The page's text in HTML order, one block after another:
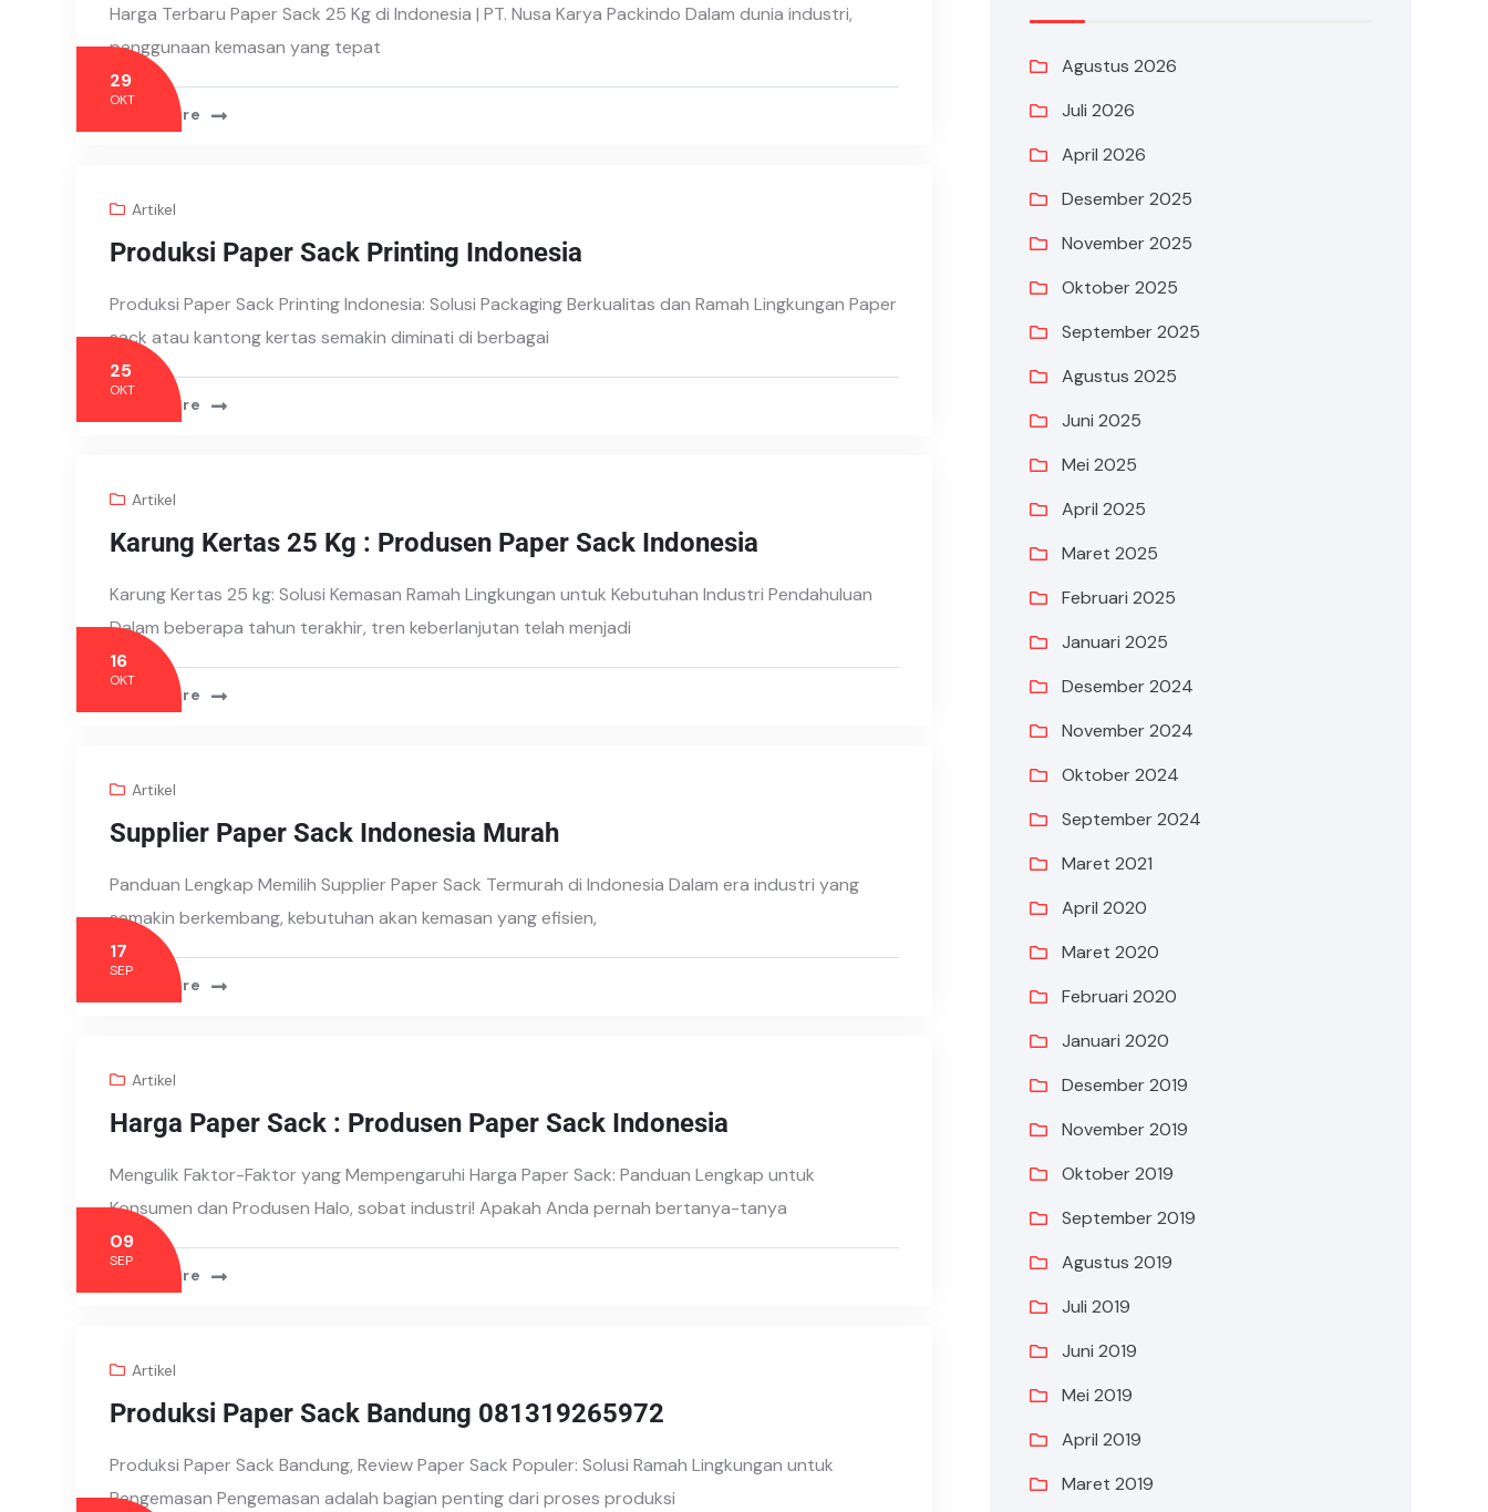
Harga Terbaru Paper Sack 25 Kg di Indonesia | PT. Nusa Karya Packindo Dalam dunia industri,
penggunaan kemasan yang tepat
Read More
29
OKT
Artikel
Produksi Paper Sack Printing Indonesia
Produksi Paper Sack Printing Indonesia: Solusi Packaging Berkualitas dan Ramah Lingkungan Paper
sack atau kantong kertas semakin diminati di berbagai
Read More
25
OKT
Artikel
Karung Kertas 25 Kg : Produsen Paper Sack Indonesia
Karung Kertas 25 kg: Solusi Kemasan Ramah Lingkungan untuk Kebutuhan Industri Pendahuluan
Dalam beberapa tahun terakhir, tren keberlanjutan telah menjadi
Read More
16
OKT
Artikel
Supplier Paper Sack Indonesia Murah
Panduan Lengkap Memilih Supplier Paper Sack Termurah di Indonesia Dalam era industri yang
semakin berkembang, kebutuhan akan kemasan yang efisien,
Read More
17
SEP
Artikel
Harga Paper Sack : Produsen Paper Sack Indonesia
Mengulik Faktor-Faktor yang Mempengaruhi Harga Paper Sack: Panduan Lengkap untuk
Konsumen dan Produsen Halo, sobat industri! Apakah Anda pernah bertanya-tanya
Read More
09
SEP
Artikel
Produksi Paper Sack Bandung 081319265972
Produksi Paper Sack Bandung, Review Paper Sack Populer: Solusi Ramah Lingkungan untuk
Pengemasan Pengemasan adalah bagian penting dari proses produksi
Agustus 2026
Juli 2026
April 2026
Desember 2025
November 2025
Oktober 2025
September 2025
Agustus 2025
Juni 2025
Mei 2025
April 2025
Maret 2025
Februari 2025
Januari 2025
Desember 2024
November 2024
Oktober 2024
September 2024
Maret 2021
April 2020
Maret 2020
Februari 2020
Januari 2020
Desember 2019
November 2019
Oktober 2019
September 2019
Agustus 2019
Juli 2019
Juni 2019
Mei 2019
April 2019
Maret 2019